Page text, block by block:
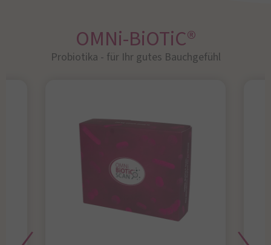
OMNi-BiOTiC®
Probiotika - für Ihr gutes Bauchgefühl​